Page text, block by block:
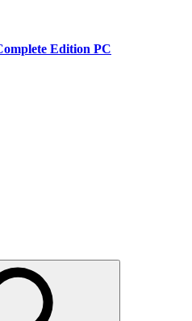
Edition PC